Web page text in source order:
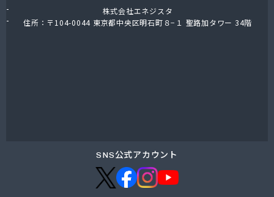
有限会社おざわ商会
有限会社オヤマガス
有限会社永野燃料
有限会社益城屋商店
有限会社加納商店
株式会社エネジスタ
住所：〒104-0044 東京都中央区明石町８−１ 聖路加タワー 34階
SNS公式アカウント